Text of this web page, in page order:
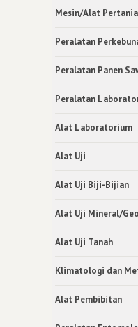
Mesin/Alat
Peralatan
Peralatan Panen
Peralatan
Alat Laboratorium
Alat Uji
Alat Uji Biji-Bijian
Alat Uji Mineral/
Alat Uji Tanah
Klimatologi dan
Alat Pembibitan